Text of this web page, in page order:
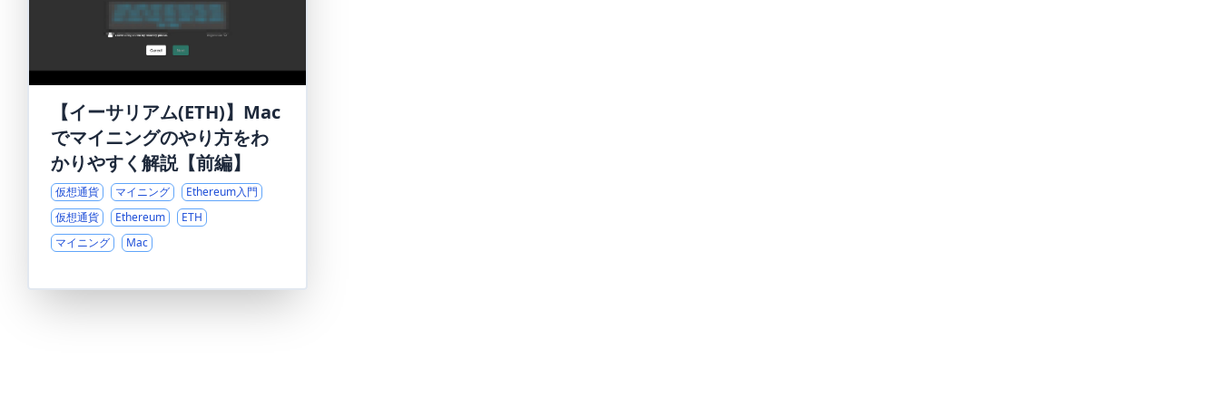
【イーサリアム(ETH)】Mac
でマイニングのやり方をわ
かりやすく解説【前編】
仮想通貨 マイニング
Ethereum入門
仮想通貨
Ethereum
ETH
マイニング
Mac